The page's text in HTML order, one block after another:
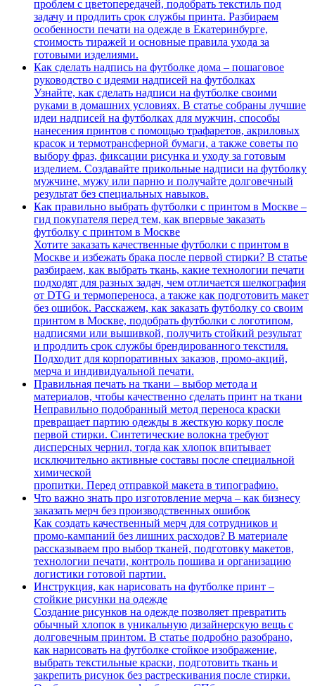
проблем с цветопередачей, подобрать текстиль под
задачу и продлить срок службы принта. Разбираем
особенности печати на одежде в Екатеринбурге,
стоимость тиражей и основные правила ухода за
готовыми изделиями.
Как сделать надпись на футболке дома – пошаговое
руководство с идеями надписей на футболках
Узнайте, как сделать надписи на футболке своими
руками в домашних условиях. В статье собраны лучшие
идеи надписей на футболках для мужчин, способы
нанесения принтов с помощью трафаретов, акриловых
красок и термотрансферной бумаги, а также советы по
выбору фраз, фиксации рисунка и уходу за готовым
изделием. Создавайте прикольные надписи на футболку
мужчине, мужу или парню и получайте долговечный
результат без специальных навыков.
Как правильно выбрать футболки с принтом в Москве –
гид покупателя перед тем, как впервые заказать
футболку с принтом в Москве
Хотите заказать качественные футболки с принтом в
Москве и избежать брака после первой стирки? В статье
разбираем, как выбрать ткань, какие технологии печати
подходят для разных задач, чем отличается шелкография
от DTG и термопереноса, а также как подготовить макет
без ошибок. Расскажем, как заказать футболку со своим
принтом в Москве, подобрать футболки с логотипом,
надписями или вышивкой, получить стойкий результат
и продлить срок службы брендированного текстиля.
Подходит для корпоративных заказов, промо-акций,
мерча и индивидуальной печати.
Правильная печать на ткани – выбор метода и
материалов, чтобы качественно сделать принт на ткани
Неправильно подобранный метод переноса краски
превращает партию одежды в жесткую корку после
первой стирки. Синтетические волокна требуют
дисперсных чернил, тогда как хлопок впитывает
исключительно активные составы после специальной
химической
пропитки. Перед отправкой макета в типографию.
Что важно знать про изготовление мерча – как бизнесу
заказать мерч без производственных ошибок
Как создать качественный мерч для сотрудников и
промо-кампаний без лишних расходов? В материале
рассказываем про выбор тканей, подготовку макетов,
технологии печати, контроль пошива и организацию
логистики готовой партии.
Инструкция, как нарисовать на футболке принт –
стойкие рисунки на одежде
Создание рисунков на одежде позволяет превратить
обычный хлопок в уникальную дизайнерскую вещь с
долговечным принтом. В статье подробно разобрано,
как нарисовать на футболке стойкое изображение,
выбрать текстильные краски, подготовить ткань и
закрепить рисунок без растрескивания после стирки.